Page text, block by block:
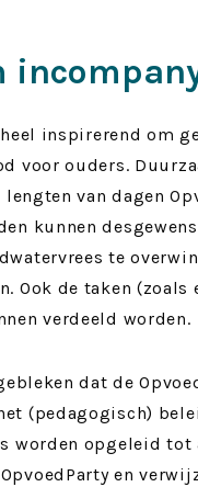
inspirerend om
voor ouders.
van dagen
kunnen
te
Ook de taken
verdeeld worden.
dat de
(pedagogisch)
worden opgeleid tot
en